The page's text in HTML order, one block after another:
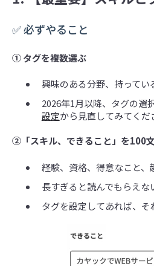
✅ 必ずやること
① タグを複数選ぶ
興味のある分野、持って
2026年1月以降、タグの選
設定から見直してみてくだ
②「スキル、できること」を100
経験、資格、得意なこと、
長すぎると読んでもらえな
タグを設定してあれば、そ